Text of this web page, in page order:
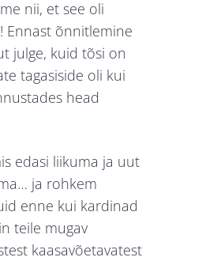
nii, et see oli
Ennast õnnitlemine
julge, kuid tõsi on
tagasiside oli kui
head
edasi liikuma ja uut
ja rohkem
enne kui kardinad
teile mugav
kaasavõetavatest